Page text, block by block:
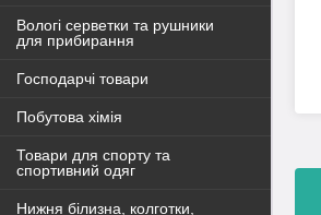
Вологі серветки та рушники
для прибирання
Господарчі товари
Побутова хімія
Товари для спорту та
спортивний одяг
Нижня білизна, колготки,